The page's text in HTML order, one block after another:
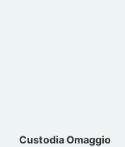
Custodia Omaggio